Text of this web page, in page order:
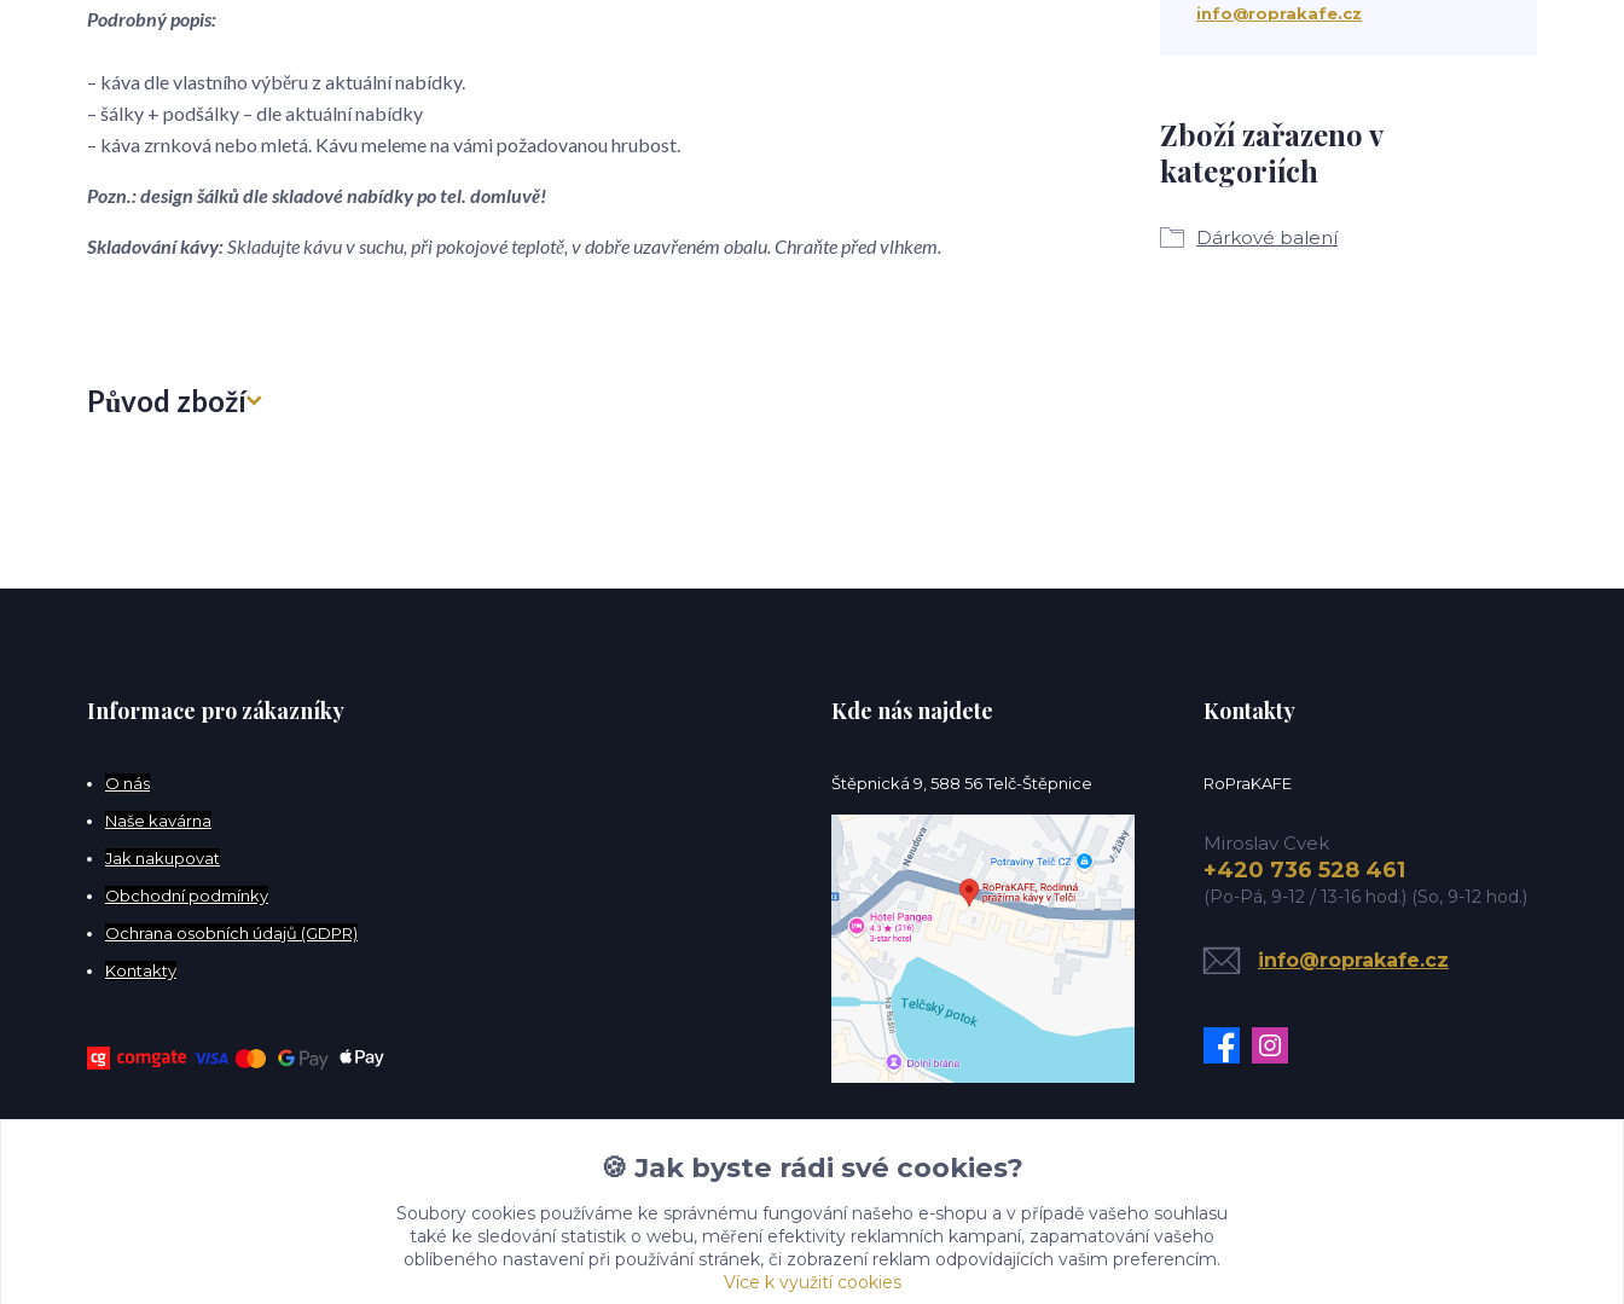
Podrobný popis:
– káva dle vlastního výběru z aktuální nabídky.
– šálky + podšálky – dle aktuální nabídky
– káva zrnková nebo mletá. Kávu meleme na vámi požadovanou hrubost.
Pozn.: design šálků dle skladové nabídky po tel. domluvě!
Skladování kávy:Skladujte kávu v suchu, při pokojové teplotě, v dobře uzavřeném obalu. Chraňte před vlhkem.
Původ zboží
Zboží zařazeno v
kategoriích
Dárkové balení
info@roprakafe.cz
Informace pro zákazníky
O nás
Naše kavárna
Jak nakupovat
Obchodní podmínky
Ochrana osobních údajů (GDPR)
Kontakty
Kde nás najdete
Štěpnická 9, 588 56 Telč-Štěpnice
Kontakty
RoPraKAFE
Miroslav Cvek
+420 736 528 461
(Po-Pá, 9-12 / 13-16 hod.) (So, 9-12 hod.)
info@roprakafe.cz
🍪 Jak byste rádi své cookies?
Soubory cookies používáme ke správnému fungování našeho e-shopu a v případě vašeho souhlasu
také ke sledování statistik o webu, měření efektivity reklamních kampaní, zapamatování vašeho
oblíbeného nastavení při používání stránek, či zobrazení reklam odpovídajících vašim preferencím.
Více k využití cookies